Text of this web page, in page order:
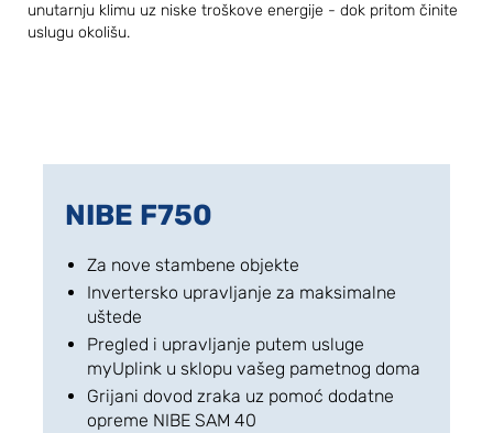
unutarnju klimu uz niske troškove energije - dok pritom činite
uslugu okolišu.
NIBE F750
Za nove stambene objekte
Invertersko upravljanje za maksimalne
uštede
Pregled i upravljanje putem usluge
myUplink u sklopu vašeg pametnog doma
Grijani dovod zraka uz pomoć dodatne
opreme NIBE SAM 40